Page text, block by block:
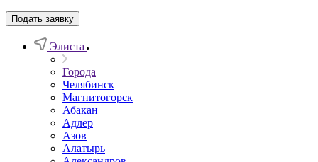
Подать заявку
Элиста
Города
Челябинск
Магнитогорск
Абакан
Адлер
Азов
Алатырь